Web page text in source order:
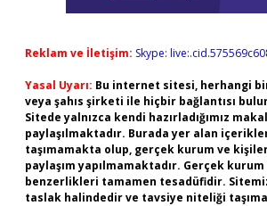
Reklam ve İletişim: Skype:
Yasal Uyarı: Bu internet sitesi, herhangi
veya şahıs şirketi ile hiçbir bağlantısı
Sitede yalnızca kendi hazırladığımız
paylaşılmaktadır. Burada yer alan
taşımamakta olup, gerçek kurum ve
paylaşım yapılmamaktadır. Gerçek
benzerlikleri tamamen tesadüfidir.
taslak halindedir ve tavsiye niteliği